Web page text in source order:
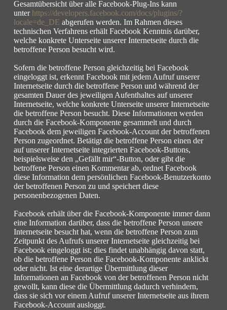
Gesamtübersicht über alle Facebook-Plug-Ins kann
unterhttps://developers.facebook.com/docs/plugins/?
locale=de_DE abgerufen werden. Im Rahmen dieses
technischen Verfahrens erhält Facebook Kenntnis darüber,
welche konkrete Unterseite unserer Internetseite durch die
betroffene Person besucht wird.
Sofern die betroffene Person gleichzeitig bei Facebook
eingeloggt ist, erkennt Facebook mit jedem Aufruf unserer
Internetseite durch die betroffene Person und während der
gesamten Dauer des jeweiligen Aufenthaltes auf unserer
Internetseite, welche konkrete Unterseite unserer Internetseite
die betroffene Person besucht. Diese Informationen werden
durch die Facebook-Komponente gesammelt und durch
Facebook dem jeweiligen Facebook-Account der betroffenen
Person zugeordnet. Betätigt die betroffene Person einen der
auf unserer Internetseite integrierten Facebook-Buttons,
beispielsweise den „Gefällt mir“-Button, oder gibt die
betroffene Person einen Kommentar ab, ordnet Facebook
diese Information dem persönlichen Facebook-Benutzerkonto
der betroffenen Person zu und speichert diese
personenbezogenen Daten.
Facebook erhält über die Facebook-Komponente immer dann
eine Information darüber, dass die betroffene Person unsere
Internetseite besucht hat, wenn die betroffene Person zum
Zeitpunkt des Aufrufs unserer Internetseite gleichzeitig bei
Facebook eingeloggt ist; dies findet unabhängig davon statt,
ob die betroffene Person die Facebook-Komponente anklickt
oder nicht. Ist eine derartige Übermittlung dieser
Informationen an Facebook von der betroffenen Person nicht
gewollt, kann diese die Übermittlung dadurch verhindern,
dass sie sich vor einem Aufruf unserer Internetseite aus ihrem
Facebook-Account ausloggt.